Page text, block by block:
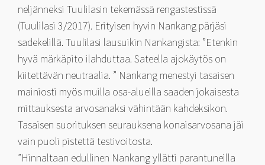
neljänneksi Tuulilasin tekemässä rengastestissä
(Tuulilasi 3/2017). Erityisen hyvin Nankang pärjäsi
sadekelillä. Tuulilasi lausuikin Nankangista: ”Etenkin
hyvä märkäpito ilahduttaa. Sateella ajokäytös on
kiitettävän neutraalia. ” Nankang menestyi tasaisen
mainiosti myös muilla osa-alueilla saaden jokaisesta
mittauksesta arvosanaksi vähintään kahdeksikon.
Tasaisen suorituksen seurauksena konaisarvosana jäi
vain puoli pistettä testivoitosta.
”Hinnaltaan edullinen Nankang yllätti parantuneilla